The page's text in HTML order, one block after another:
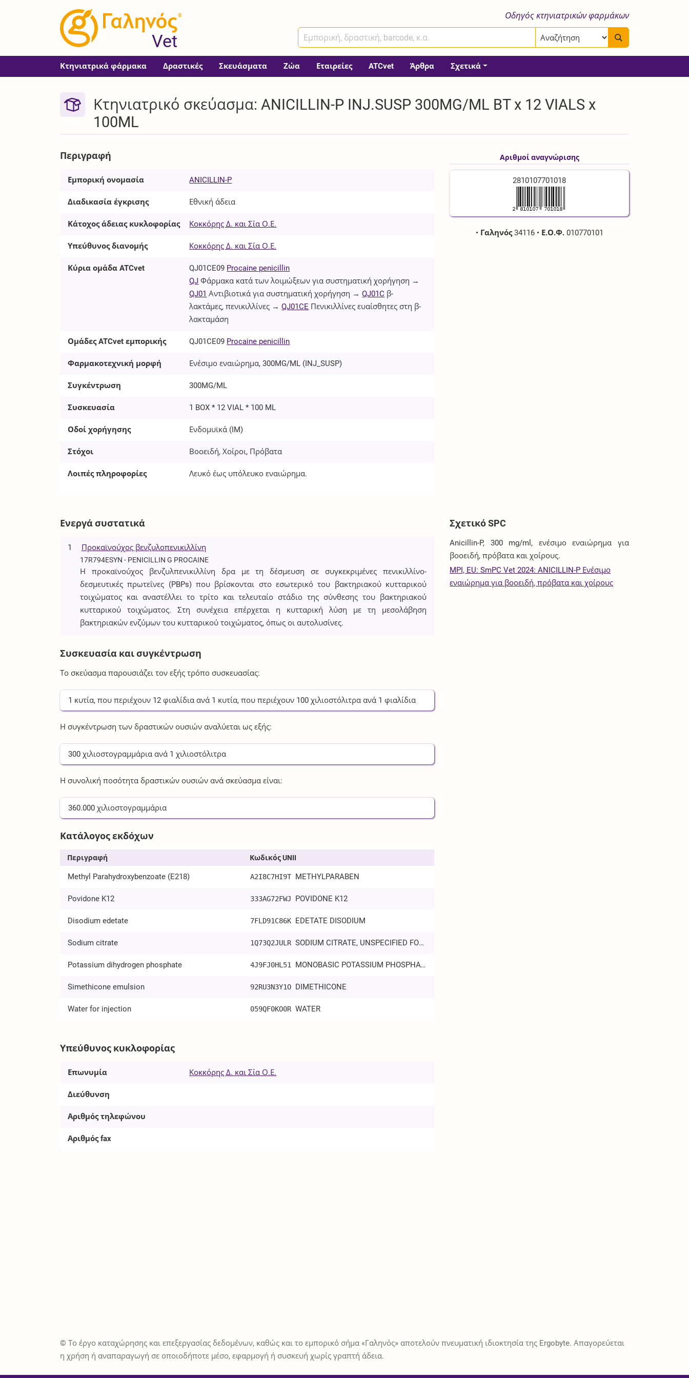
®
Vet
Οδηγός κτηνιατρικών φαρμάκων
Κτηνιατρικά φάρμακα Δραστικές Σκευάσματα Ζώα Εταιρείες ATCvet Άρθρα Σχετικά
Κτηνιατρικό σκεύασμα: ANICILLIN-P INJ.SUSP 300MG/ML BT x 12 VIALS x
100ML
Περιγραφή
Εμπορική ονομασία ANICILLIN-P
Διαδικασία έγκρισης Εθνική άδεια
Κάτοχος άδειας κυκλοφορίας Κοκκόρης Δ. και Σία Ο.Ε.
Υπεύθυνος διανομής Κοκκόρης Δ. και Σία Ο.Ε.
Κύρια ομάδα ATCvet QJ01CE09 Procaine penicillin
QJ Φάρμακα κατά των λοιμώξεων για συστηματική χορήγηση →
QJ01 Αντιβιοτικά για συστηματική χορήγηση →QJ01C β-
λακτάμες, πενικιλλίνες →QJ01CE Πενικιλλίνες ευαίσθητες στη β-
λακταμάση
Ομάδες ATCvet εμπορικής QJ01CE09 Procaine penicillin
Φαρμακοτεχνική μορφή Ενέσιμο εναιώρημα, 300MG/ML (INJ_SUSP)
Συγκέντρωση 300MG/ML
Συσκευασία 1 BOX * 12 VIAL * 100 ML
Οδοί χορήγησης Ενδομυϊκά (IM)
Στόχοι Βοοειδή, Χοίροι, Πρόβατα
Λοιπές πληροφορίες Λευκό έως υπόλευκο εναιώρημα.
Αριθμοί αναγνώρισης
2810107701018
• Γαληνός34116 • Ε.Ο.Φ.010770101
Ενεργά συστατικά
1 Προκαϊνούχος βενζυλοπενικιλλίνη
17R794ESYN - PENICILLIN G PROCAINE
Η προκαϊνούχος βενζυλπενικιλλίνη δρα με τη δέσμευση σε συγκεκριμένες πενικιλλίνο-
δεσμευτικές πρωτεΐνες (PBPs) που βρίσκονται στο εσωτερικό του βακτηριακού κυτταρικού
τοιχώματος και αναστέλλει το τρίτο και τελευταίο στάδιο της σύνθεσης του βακτηριακού
κυτταρικού τοιχώματος. Στη συνέχεια επέρχεται η κυτταρική λύση με τη μεσολάβηση
βακτηριακών ενζύμων του κυτταρικού τοιχώματος, όπως οι αυτολυσίνες.
Συσκευασία και συγκέντρωση
Το σκεύασμα παρουσιάζει τον εξής τρόπο συσκευασίας:
1 κυτία, που περιέχουν 12 φιαλίδια ανά 1 κυτία, που περιέχουν 100 χιλιοστόλιτρα ανά 1 φιαλίδια
Η συγκέντρωση των δραστικών ουσιών αναλύεται ως εξής:
300 χιλιοστογραμμάρια ανά 1 χιλιοστόλιτρα
Η συνολική ποσότητα δραστικών ουσιών ανά σκεύασμα είναι:
360.000 χιλιοστογραμμάρια
Κατάλογος εκδόχων
Περιγραφή Κωδικός UNII
Methyl Parahydroxybenzoate (E218) A2I8C7HI9T METHYLPARABEN
Povidone K12 333AG72FWJ POVIDONE K12
Disodium edetate 7FLD91C86K EDETATE DISODIUM
Sodium citrate 1Q73Q2JULR SODIUM CITRATE, UNSPECIFIED FORM
Potassium dihydrogen phosphate 4J9FJ0HL51 MONOBASIC POTASSIUM PHOSPHATE
Simethicone emulsion 92RU3N3Y1O DIMETHICONE
Water for injection 059QF0KO0R WATER
Σχετικό SPC
Anicillin-P, 300 mg/ml, ενέσιμο εναιώρημα για
βοοειδή, πρόβατα και χοίρους.
MPI, EU: SmPC Vet 2024: ANICILLIN-P Ενέσιμο
εναιώρημα για βοοειδή, πρόβατα και χοίρους
Υπεύθυνος κυκλοφορίας
Επωνυμία Κοκκόρης Δ. και Σία Ο.Ε.
Διεύθυνση
Αριθμός τηλεφώνου
Αριθμός fax
© Το έργο καταχώρησης και επεξεργασίας δεδομένων, καθώς και το εμπορικό σήμα «Γαληνός» αποτελούν πνευματική ιδιοκτησία της Ergobyte. Απαγορεύεται
η χρήση ή αναπαραγωγή σε οποιοδήποτε μέσο, εφαρμογή ή συσκευή χωρίς γραπτή άδεια.